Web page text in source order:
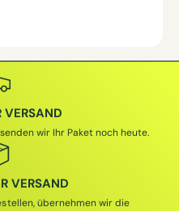
VERSAND
wir Ihr Paket noch heute.
VERSAND
übernehmen wir die